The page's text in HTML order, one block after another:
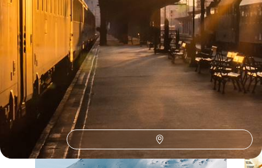
La Turquie selonvos envies
Parce que chaque voyageur est différent